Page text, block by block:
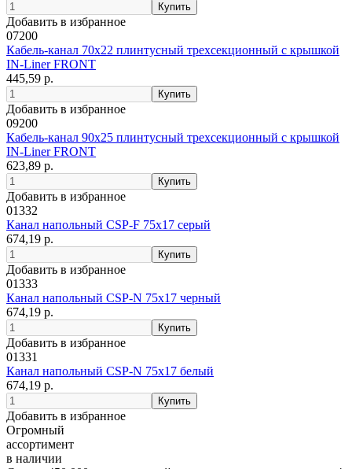
Добавить в избранное
07200
Кабель-канал 70х22 плинтусный трехсекционный с крышкой
IN-Liner FRONT
445,59 р.
Добавить в избранное
09200
Кабель-канал 90x25 плинтусный трехсекционный с крышкой
IN-Liner FRONT
623,89 р.
Добавить в избранное
01332
Канал напольный СSP-F 75x17 серый
674,19 р.
Добавить в избранное
01333
Канал напольный СSP-N 75x17 черный
674,19 р.
Добавить в избранное
01331
Канал напольный СSP-N 75x17 белый
674,19 р.
Добавить в избранное
Огромный
ассортимент
в наличии